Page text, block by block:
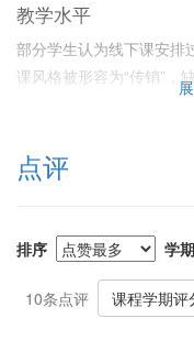
教学水平
部分学生认为线下课安排
课风格被形容为“传销”，
课程内容
课程内容偏向环保宣传
环保兴趣的学生也因内容
综合评价建议
课程内容和设置不适合
点评
排序 学期
10条点评 课程学期评